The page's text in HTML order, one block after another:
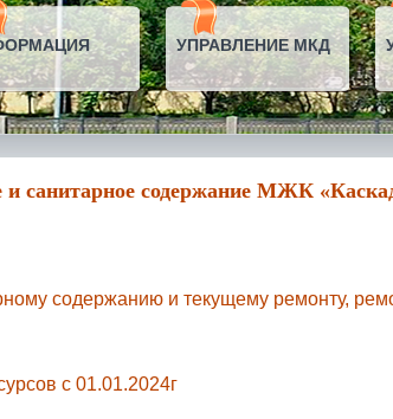
УПРАВЛЕНИЕ МКД
и санитарное содержание МЖК
содержанию и текущему ремонту,
с 01.01.2024г